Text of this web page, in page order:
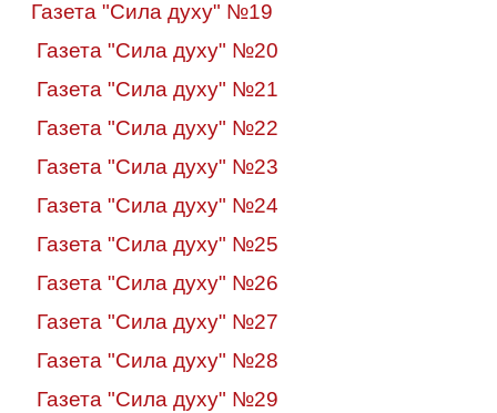
Газета "Сила духу" №19
Газета "Сила духу" №20
Газета "Сила духу" №21
Газета "Сила духу" №22
Газета "Сила духу" №23
Газета "Сила духу" №24
Газета "Сила духу" №25
Газета "Сила духу" №26
Газета "Сила духу" №27
Газета "Сила духу" №28
Газета "Сила духу" №29